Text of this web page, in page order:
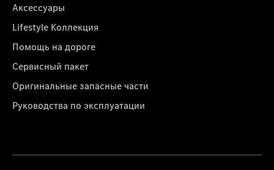
Аксессуары
Lifestyle Коллекция
Помощь на дороге
Сервисный пакет
Оригинальные запасные части
Руководства по эксплуатации